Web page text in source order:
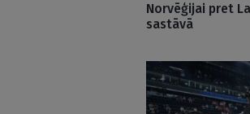
Norvēģijai pret
sastāvā